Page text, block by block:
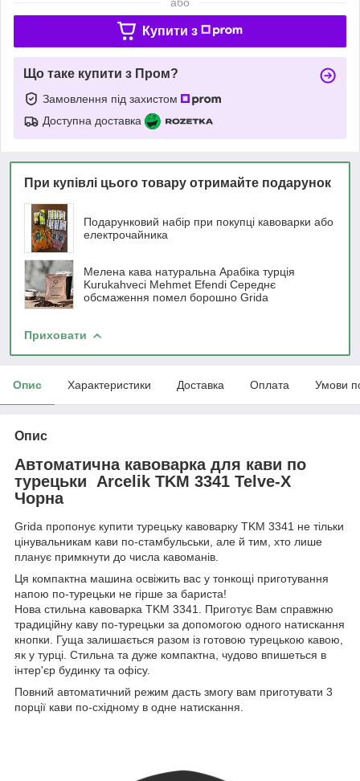
Купити з
Що таке купити з Пром?
Замовлення під захистом
Доступна доставка
При купівлі цього товару отримайте подарунок
Подарунковий набір при покупці кавоварки або
електрочайника
Мелена кава натуральна Арабіка турція
Kurukahveci Mehmet Efendi Середнє
обсмаження помел борошно Grida
Приховати
Опис Характеристики Доставка Оплата Умови
Опис
Автоматична кавоварка для кави по
турецьки Arcelik TKM 3341 Telve-X
Чорна
Grida пропонує купити турецьку кавоварку TKM 3341 не тільки
цінувальникам кави по-стамбульськи, але й тим, хто лише
планує примкнути до числа кавоманів.
Ця компактна машина освіжить вас у тонкощі приготування
напою по-турецьки не гірше за бариста!
Нова стильна кавоварка TKM 3341. Приготує Вам справжню
традиційну каву по-турецьки за допомогою одного натискання
кнопки. Гуща залишається разом із готовою турецькою кавою,
як у турці. Стильна та дуже компактна, чудово впишеться в
інтер'єр будинку та офісу.
Повний автоматичний режим дасть змогу вам приготувати 3
порції кави по-східному в одне натискання.